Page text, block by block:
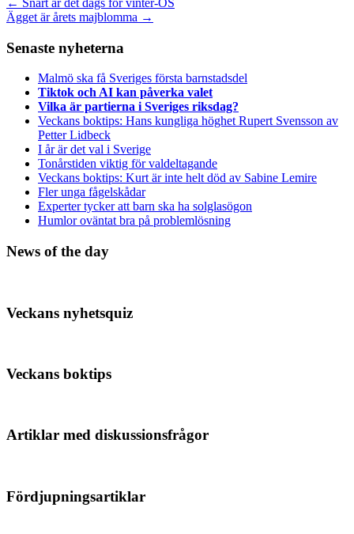
← Snart är det dags för vinter-OS
Ägget är årets majblomma →
Senaste nyheterna
Malmö ska få Sveriges första barnstadsdel
Tiktok och AI kan påverka valet
Vilka är partierna i Sveriges riksdag?
Veckans boktips: Hans kungliga höghet Rupert Svensson av
Petter Lidbeck
I år är det val i Sverige
Tonårstiden viktig för valdeltagande
Veckans boktips: Kurt är inte helt död av Sabine Lemire
Fler unga fågelskådar
Experter tycker att barn ska ha solglasögon
Humlor oväntat bra på problemlösning
News of the day
Veckans nyhetsquiz
Veckans boktips
Artiklar med diskussionsfrågor
Fördjupningsartiklar